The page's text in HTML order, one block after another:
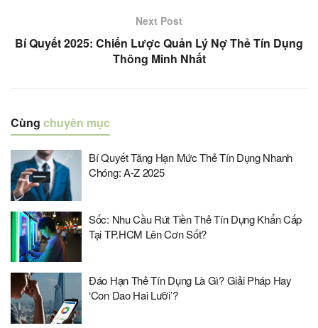
Next Post
Bí Quyết 2025: Chiến Lược Quản Lý Nợ Thẻ Tín Dụng
Thông Minh Nhất
Cùng chuyên mục
Bí Quyết Tăng Hạn Mức Thẻ Tín Dụng Nhanh
Chóng: A-Z 2025
Sốc: Nhu Cầu Rút Tiền Thẻ Tín Dụng Khẩn Cấp
Tại TP.HCM Lên Cơn Sốt?
Đáo Hạn Thẻ Tín Dụng Là Gì? Giải Pháp Hay
‘Con Dao Hai Lưỡi’?